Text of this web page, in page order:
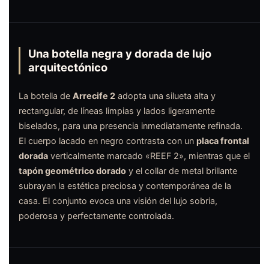
Una botella negra y dorada de lujo
arquitectónico
La botella de Arrecife 2 adopta una silueta alta y
rectangular, de líneas limpias y lados ligeramente
biselados, para una presencia inmediatamente refinada.
El cuerpo lacado en negro contrasta con un placa frontal
dorada verticalmente marcado «REEF 2», mientras que el
tapón geométrico dorado y el collar de metal brillante
subrayan la estética preciosa y contemporánea de la
casa. El conjunto evoca una visión del lujo sobria,
poderosa y perfectamente controlada.